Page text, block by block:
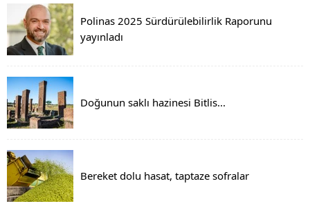
Polinas 2025 Sürdürülebilirlik Raporunu
yayınladı
Doğunun saklı hazinesi Bitlis...
Bereket dolu hasat, taptaze sofralar